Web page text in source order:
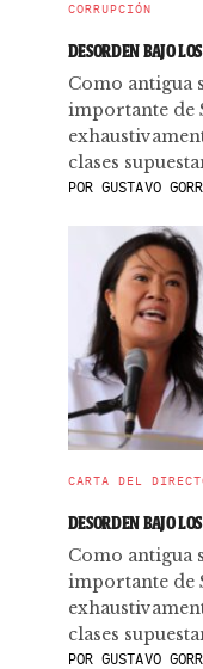
CORRUPCIÓN
DESORDEN BAJO
Como antigua
importante de
clases
POR GUSTAVO
CARTA DEL
DESORDEN BAJO
Como antigua
importante de
clases
POR GUSTAVO